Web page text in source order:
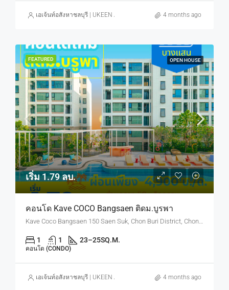
เอเจ้นท์อสังหาชลบุรี | UKEEN ASSET CO., LTD. 4 months ago
FEATURED OPEN HOUSE
เริ่ม 1.79 ลบ.
คอนโด Kave COCO Bangsaen ติดม.บูรพา
Kave Coco Bangsaen 150 Saen Suk, Chon Buri District, Chon Buri, Thailand
1 1 23–25SQ.M.
คอนโด (CONDO)
เอเจ้นท์อสังหาชลบุรี | UKEEN ASSET CO., LTD. 4 months ago